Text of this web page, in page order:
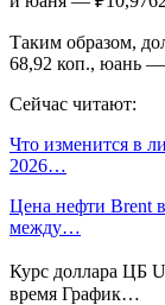
Таким образом,
68,92 коп., юань —
Сейчас читают:
Что изменится в
2026…
Цена нефти Brent
между…
Курс доллара ЦБ
время График…